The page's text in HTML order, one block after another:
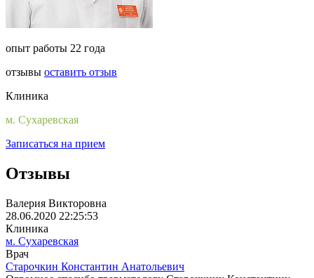
опыт работы 22 года
отзывы оставить отзыв
Клиника
м. Сухаревская
Записаться на прием
Отзывы
Валерия Викторовна
28.06.2020 22:25:53
Клиника
м. Сухаревская
Врач
Старочкин Константин Анатольевич